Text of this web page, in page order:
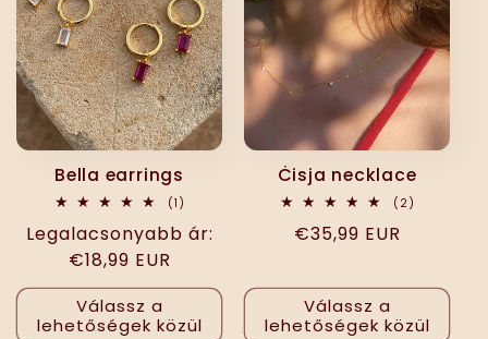
k
c
i
ó Bella earrings
(1)
értékelés
Normál
Legalacsonyabb ár:
€18,99 EUR
Válassz a
lehetőségek közül
Ċisja necklace
(2)
Normál
€35,99 EUR
Válassz a
lehetőségek közül